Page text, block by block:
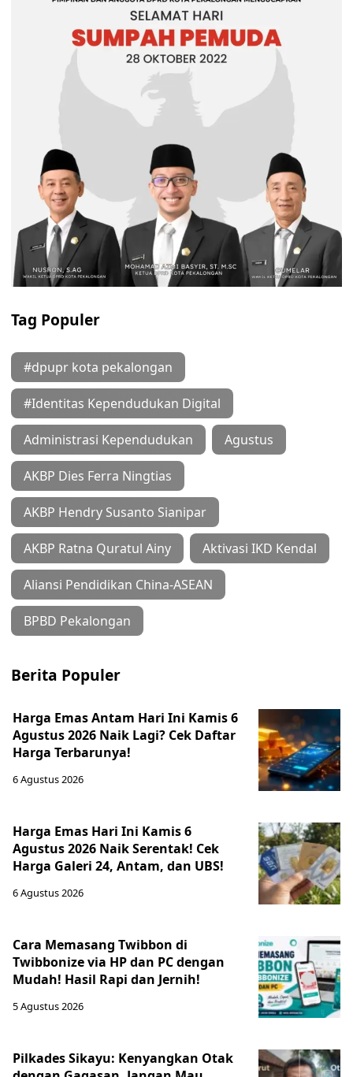
Tag Populer
#dpupr kota pekalongan
#Identitas Kependudukan Digital
Administrasi Kependudukan Agustus
AKBP Dies Ferra Ningtias
AKBP Hendry Susanto Sianipar
AKBP Ratna Quratul Ainy Aktivasi IKD Kendal
Aliansi Pendidikan China-ASEAN
BPBD Pekalongan
Berita Populer
Harga Emas Antam Hari Ini Kamis 6
Agustus 2026 Naik Lagi? Cek Daftar
Harga Terbarunya!
6 Agustus 2026
Harga Emas Hari Ini Kamis 6
Agustus 2026 Naik Serentak! Cek
Harga Galeri 24, Antam, dan UBS!
6 Agustus 2026
Cara Memasang Twibbon di
Twibbonize via HP dan PC dengan
Mudah! Hasil Rapi dan Jernih!
5 Agustus 2026
Pilkades Sikayu: Kenyangkan Otak